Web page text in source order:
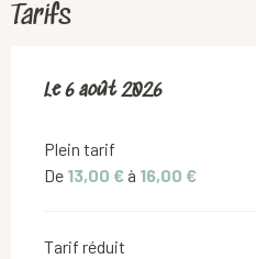
Tarifs
Le6 août 2026
Le6 août 2026
Plein tarif
De 13,00 € à 16,00 €
Tarif réduit